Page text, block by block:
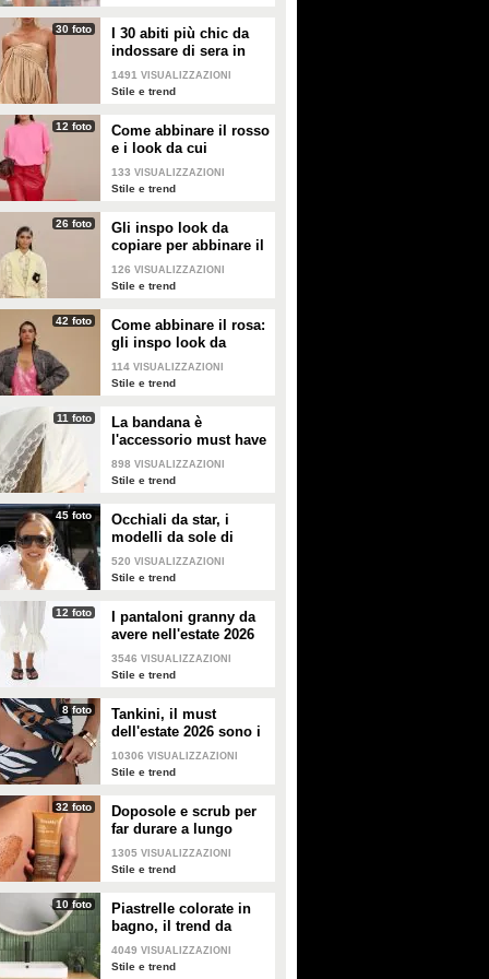
30 foto
I 30 abiti più chic da
indossare di sera in
estate
1491 VISUALIZZAZIONI
Stile e trend
12 foto
Come abbinare il rosso
e i look da cui
prendere ispirazione
133 VISUALIZZAZIONI
Stile e trend
26 foto
Gli inspo look da
copiare per abbinare il
giallo
126 VISUALIZZAZIONI
Stile e trend
42 foto
Come abbinare il rosa:
gli inspo look da
copiare
114 VISUALIZZAZIONI
Stile e trend
11 foto
La bandana è
l'accessorio must have
dell'estate 2026: i
modelli di tendenza
898 VISUALIZZAZIONI
Stile e trend
45 foto
Occhiali da star, i
modelli da sole di
tendenza per l'estate
2026
520 VISUALIZZAZIONI
Stile e trend
12 foto
I pantaloni granny da
avere nell'estate 2026
3546 VISUALIZZAZIONI
Stile e trend
8 foto
Tankini, il must
dell'estate 2026 sono i
costumi con la canotta
10306 VISUALIZZAZIONI
Stile e trend
32 foto
Doposole e scrub per
far durare a lungo
l'abbronzatura in estate
1305 VISUALIZZAZIONI
Stile e trend
10 foto
Piastrelle colorate in
bagno, il trend da
seguire in casa
4049 VISUALIZZAZIONI
Stile e trend